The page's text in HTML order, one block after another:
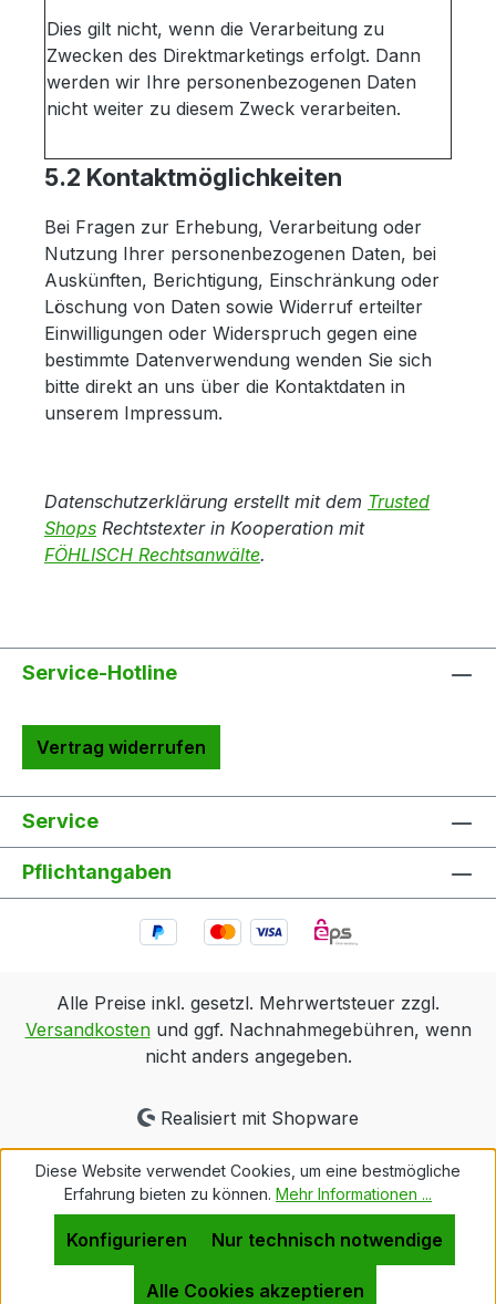
Dies gilt nicht, wenn die Verarbeitung zu
Zwecken des Direktmarketings erfolgt. Dann
werden wir Ihre personenbezogenen Daten
nicht weiter zu diesem Zweck verarbeiten.
5.2 Kontaktmöglichkeiten
Bei Fragen zur Erhebung, Verarbeitung oder
Nutzung Ihrer personenbezogenen Daten, bei
Auskünften, Berichtigung, Einschränkung oder
Löschung von Daten sowie Widerruf erteilter
Einwilligungen oder Widerspruch gegen eine
bestimmte Datenverwendung wenden Sie sich
bitte direkt an uns über die Kontaktdaten in
unserem Impressum.
Datenschutzerklärung erstellt mit dem Trusted
Shops Rechtstexter in Kooperation mit
FÖHLISCH Rechtsanwälte.
Service-Hotline
Vertrag widerrufen
Service
Pflichtangaben
Alle Preise inkl. gesetzl. Mehrwertsteuer zzgl.
Versandkostenund ggf. Nachnahmegebühren, wenn
nicht anders angegeben.
Realisiert mit Shopware
Diese Website verwendet Cookies, um eine bestmögliche
Erfahrung bieten zu können. Mehr Informationen ...
Nur technisch notwendige
Konfigurieren
Alle Cookies akzeptieren